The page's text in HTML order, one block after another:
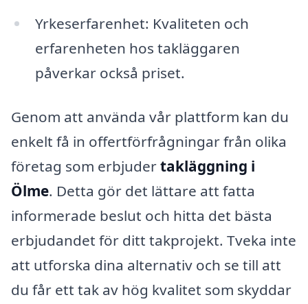
Yrkeserfarenhet: Kvaliteten och
erfarenheten hos takläggaren
påverkar också priset.
Genom att använda vår plattform kan du
enkelt få in offertförfrågningar från olika
företag som erbjudertakläggning i
Ölme. Detta gör det lättare att fatta
informerade beslut och hitta det bästa
erbjudandet för ditt takprojekt. Tveka inte
att utforska dina alternativ och se till att
du får ett tak av hög kvalitet som skyddar